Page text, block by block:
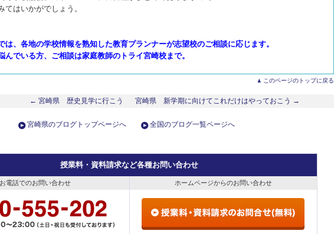
てはいかがでしょう。
は、各地の学校情報を熟知した教育プランナーが志望校のご相談に応じます。
んでいる方、ご相談は家庭教師のトライ宮崎校まで。
このページのトップに戻る
← 宮崎県 歴史見学に行こう 宮崎県 新学期に向けてこれだけはやっておこう →
宮崎県のブログトップページへ 全国のブログ一覧ページへ
授業料・資料請求など各種お問い合わせ
お電話でのお問い合わせ ホームページからのお問い合わせ